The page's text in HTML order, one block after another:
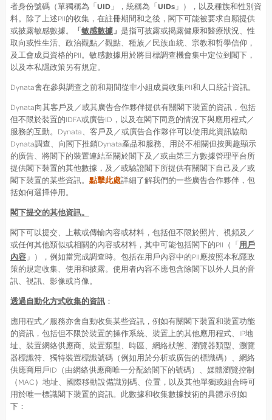
者身份號碼（單獨稱為「UID 」，統稱為「UIDs 」），以及種族和性別資
料。除了上述PII的收集，在註冊期間和之後，閣下可能被要求自願提供
或披露敏感數據。
「敏感數據 」 是指可披露或揭露健康和醫療狀況、性
取向或性生活、政治觀點／觀點、種族／民族血統、宗教和哲學信仰，
及工會成員資格的PII。敏感數據用於將目標調查機會集中定位到閣下，
以及本私隱政策另有規定。
Dynata會在參與調查之前和期間從非小組成員收集PII和人口統計資訊。
Dynata向其客戶及／或其廣告合作夥伴提供有關閣下裝置的資訊，包括
但不限於裝置的IDFA或廣告ID，以及在閣下同意的情況下與應用程式／
服務的互動。Dynata、客戶及／或廣告合作夥伴可以使用此資訊協助
Dynata調查、向閣下推銷Dynata產品和服務、用於不相關但按興趣顯示
的廣告、將閣下的裝置連結至關於閣下及／或由第三方數據管理平台所
提供閣下裝置的其他數據，及／或驗證閣下所提供有關閣下自己及／或
閣下裝置的某些資訊。 點擊此處詳細了解我們的一些廣告合作夥伴，包
括如何選擇停用。
閣下提交的其他資訊。
閣下可以提交、上載或傳輸內容或材料，包括但不限於照片、視頻及／
或任何其他類似或相關的內容或材料，其中可能包括閣下的PII（「用戶
內容 」），例如當完成調查時。包括在用戶內容中的PII應按照本私隱政
策的規定收集、使用和披露。使用者內容不應包含除閣下以外人員的音
訊、視訊、影像或肖像。
透過自動化方式收集的資訊 ：
應用程式／服務亦會自動收集某些資訊，例如有關閣下裝置和裝置功能
的資訊，包括但不限於裝置的操作系統、裝置上的其他應用程式、IP地
址、裝置網絡供應商、裝置類型、時區、網絡狀態、瀏覽器類型、瀏覽
器標識符、獨特裝置標識號碼（例如用於分析或廣告的標識碼）、網絡
供應商用戶ID（由網絡供應商唯一分配給閣下的號碼）、媒體瀏覽控制
（MAC）地址、國際移動設備識別碼、位置，以及其他單獨或組合時可
用於唯一標識閣下裝置的資訊。此數據和收集數據技術的具體示例如
下：